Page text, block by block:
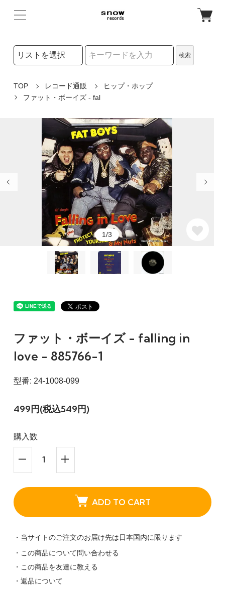
検索リストの選択
検索
TOP レコード通販
ヒップ・ホップ
ファット・ボーイズ - fal
1/3
ファット・ボーイズ - falling in
love - 885766-1
型番: 24-1008-099
499円(税込549円)
購入数
ADD TO CART
・当サイトのご注文のお届け先は日本国内に限ります
・この商品について問い合わせる
・この商品を友達に教える
・返品について